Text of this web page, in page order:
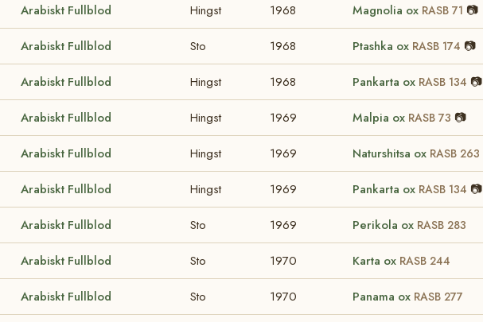
Arabiskt Fullblod Hingst 1968 Magnolia ox RASB 71 📷
Arabiskt Fullblod Sto 1968 Ptashka ox RASB 174 📷
Arabiskt Fullblod Hingst 1968 Pankarta ox RASB 134 📷
Arabiskt Fullblod Hingst 1969 Malpia ox RASB 73 📷
Arabiskt Fullblod Hingst 1969 Naturshitsa ox RASB 263
Arabiskt Fullblod Hingst 1969 Pankarta ox RASB 134 📷
Arabiskt Fullblod Sto 1969 Perikola ox RASB 283
Arabiskt Fullblod Sto 1970 Karta ox RASB 244
Arabiskt Fullblod Sto 1970 Panama ox RASB 277